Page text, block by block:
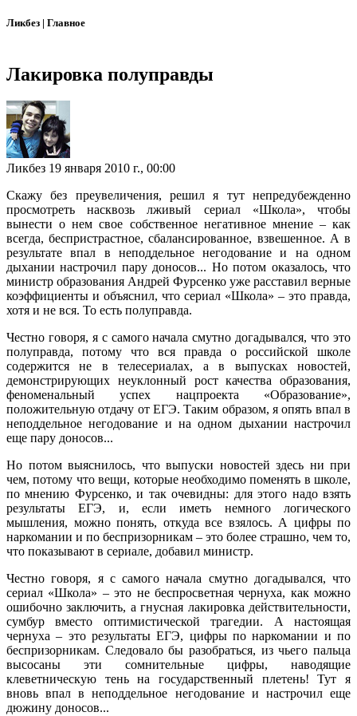
Ликбез | Главное
Лакировка полуправды
Ликбез 19 января 2010 г., 00:00
Скажу без преувеличения, решил я тут непредубежденно
просмотреть насквозь лживый сериал «Школа», чтобы
вынести о нем свое собственное негативное мнение – как
всегда, беспристрастное, сбалансированное, взвешенное. А в
результате впал в неподдельное негодование и на одном
дыхании настрочил пару доносов... Но потом оказалось, что
министр образования Андрей Фурсенко уже расставил верные
коэффициенты и объяснил, что сериал «Школа» – это правда,
хотя и не вся. То есть полуправда.
Честно говоря, я с самого начала смутно догадывался, что это
полуправда, потому что вся правда о российской школе
содержится не в телесериалах, а в выпусках новостей,
демонстрирующих неуклонный рост качества образования,
феноменальный успех нацпроекта «Образование»,
положительную отдачу от ЕГЭ. Таким образом, я опять впал в
неподдельное негодование и на одном дыхании настрочил
еще пару доносов...
Но потом выяснилось, что выпуски новостей здесь ни при
чем, потому что вещи, которые необходимо поменять в школе,
по мнению Фурсенко, и так очевидны: для этого надо взять
результаты ЕГЭ, и, если иметь немного логического
мышления, можно понять, откуда все взялось. А цифры по
наркомании и по беспризорникам – это более страшно, чем то,
что показывают в сериале, добавил министр.
Честно говоря, я с самого начала смутно догадывался, что
сериал «Школа» – это не беспросветная чернуха, как можно
ошибочно заключить, а гнусная лакировка действительности,
сумбур вместо оптимистической трагедии. А настоящая
чернуха – это результаты ЕГЭ, цифры по наркомании и по
беспризорникам. Следовало бы разобраться, из чьего пальца
высосаны эти сомнительные цифры, наводящие
клеветническую тень на государственный плетень! Тут я
вновь впал в неподдельное негодование и настрочил еще
дюжину доносов...